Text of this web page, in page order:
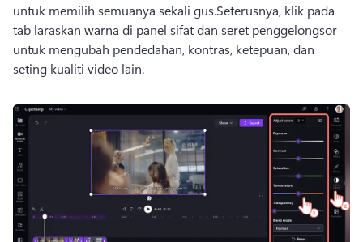
untuk memilih semuanya sekali gus.Seterusnya, klik pada
tab laraskan warna di panel sifat dan seret penggelongsor
untuk mengubah pendedahan, kontras, ketepuan, dan
seting kualiti video lain.